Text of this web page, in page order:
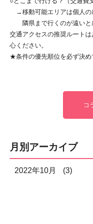
→移動可能エリアは個人の
隣県まで行くのが遠いと
交通アクセスの推奨ルート
心ください。
★条件の優先順位を必ず決め
コ
月別アーカイブ
2022年10月 (3)